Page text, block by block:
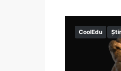
CoolEdu